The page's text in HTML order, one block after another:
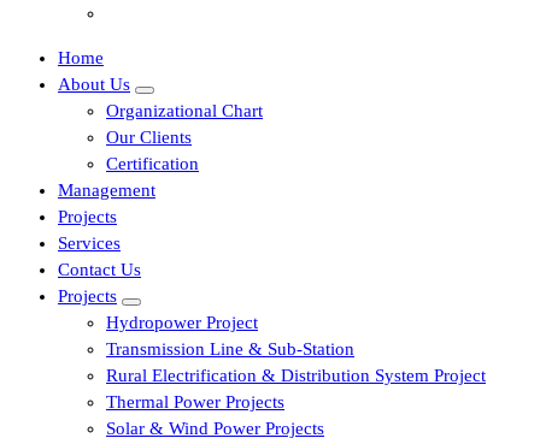
Home
About Us
Organizational Chart
Our Clients
Certification
Management
Projects
Services
Contact Us
Projects
Hydropower Project
Transmission Line & Sub-Station
Rural Electrification & Distribution System Project
Thermal Power Projects
Solar & Wind Power Projects